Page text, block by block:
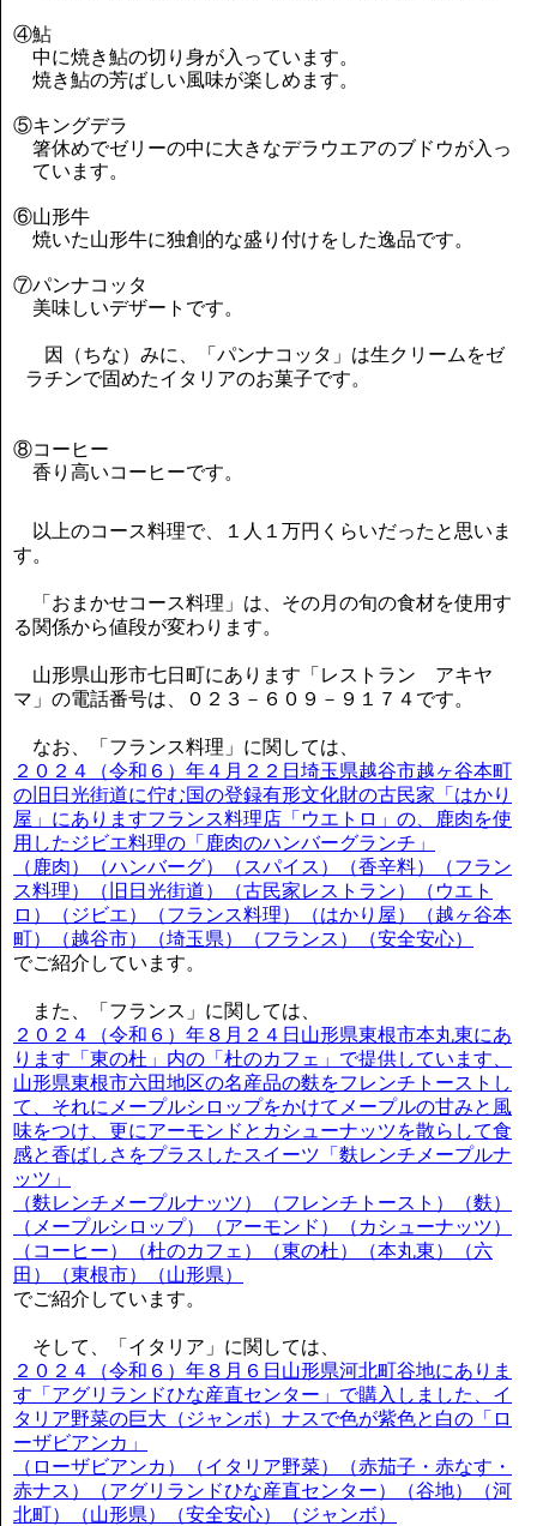
④鮎
中に焼き鮎の切り身が入っています。
焼き鮎の芳ばしい風味が楽しめます。
⑤キングデラ
箸休めでゼリーの中に大きなデラウエアのブドウが入っ
ています。
⑥山形牛
焼いた山形牛に独創的な盛り付けをした逸品です。
⑦パンナコッタ
美味しいデザートです。
因（ちな）みに、「パンナコッタ」は生クリームをゼ
ラチンで固めたイタリアのお菓子です。
⑧コーヒー
香り高いコーヒーです。
以上のコース料理で、１人１万円くらいだったと思いま
す。
「おまかせコース料理」は、その月の旬の食材を使用す
る関係から値段が変わります。
山形県山形市七日町にあります「レストラン アキヤ
マ」の電話番号は、０２３－６０９－９１７４です。
なお、「フランス料理」に関しては、
２０２４（令和６）年４月２２日埼玉県越谷市越ヶ谷本町
の旧日光街道に佇む国の登録有形文化財の古民家「はかり
屋」にありますフランス料理店「ウエトロ」の、鹿肉を使
用したジビエ料理の「鹿肉のハンバーグランチ」
（鹿肉）（ハンバーグ）（スパイス）（香辛料）（フラン
ス料理）（旧日光街道）（古民家レストラン）（ウエト
ロ）（ジビエ）（フランス料理）（はかり屋）（越ヶ谷本
町）（越谷市）（埼玉県）（フランス）（安全安心）
でご紹介しています。
また、「フランス」に関しては、
２０２４（令和６）年８月２４日山形県東根市本丸東にあ
ります「東の杜」内の「杜のカフェ」で提供しています、
山形県東根市六田地区の名産品の麩をフレンチトーストし
て、それにメープルシロップをかけてメープルの甘みと風
味をつけ、更にアーモンドとカシューナッツを散らして食
感と香ばしさをプラスしたスイーツ「麩レンチメープルナ
ッツ」
（麩レンチメープルナッツ）（フレンチトースト）（麩）
（メープルシロップ）（アーモンド）（カシューナッツ）
（コーヒー）（杜のカフェ）（東の杜）（本丸東）（六
田）（東根市）（山形県）
でご紹介しています。
そして、「イタリア」に関しては、
２０２４（令和６）年８月６日山形県河北町谷地にありま
す「アグリランドひな産直センター」で購入しました、イ
タリア野菜の巨大（ジャンボ）ナスで色が紫色と白の「ロ
ーザビアンカ」
（ローザビアンカ）（イタリア野菜）（赤茄子・赤なす・
赤ナス）（アグリランドひな産直センター）（谷地）（河
北町）（山形県）（安全安心）（ジャンボ）